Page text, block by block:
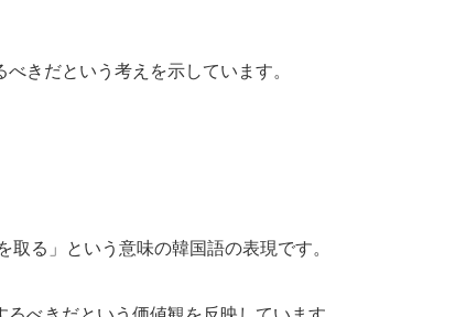
きだという考えを示しています。
る」という意味の韓国語の表現です。